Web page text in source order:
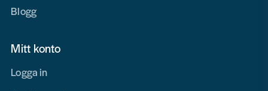
Blogg
Mitt konto
Logga in